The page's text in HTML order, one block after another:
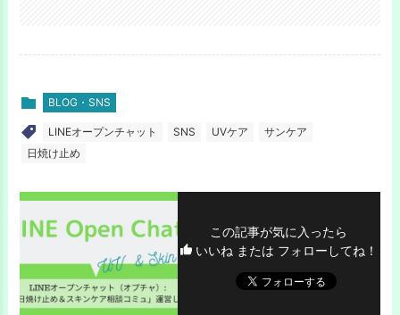
BLOG・SNS
LINEオープンチャット SNS UVケア
サンケア
日焼け止め
この記事が気に入ったら
いいね または フォローしてね！